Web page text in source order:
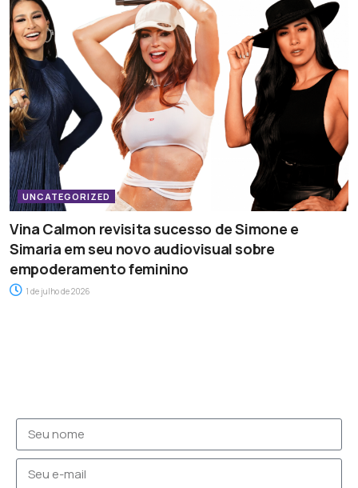
UNCATEGORIZED
Vina Calmon revisita sucesso de Simone e
Simaria em seu novo audiovisual sobre
empoderamento feminino
1 de julho de 2026